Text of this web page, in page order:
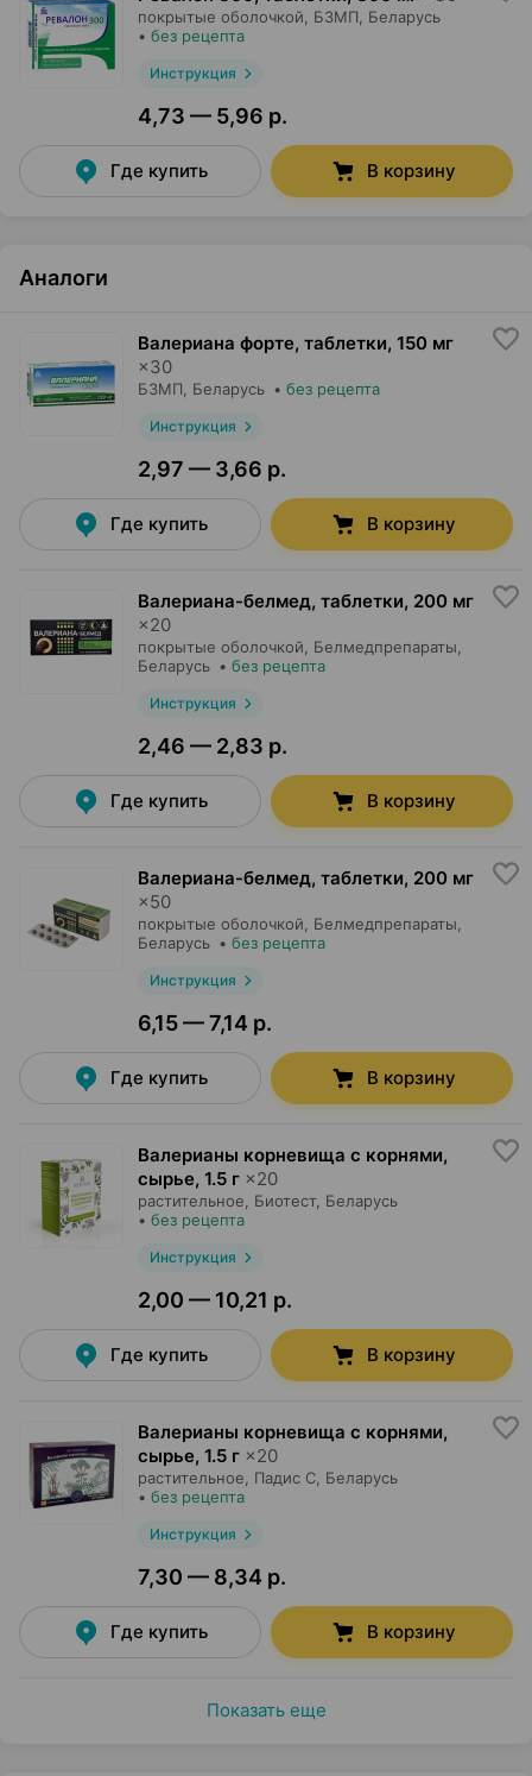
покрытые оболочкой, БЗМП , Беларусь
• без рецепта
Инструкция
4,73 — 5,96 р.
Где купить В корзину
Аналоги
Валериана форте, таблетки, 150 мг
×30
БЗМП , Беларусь • без рецепта
Инструкция
2,97 — 3,66 р.
Где купить В корзину
Валериана-белмед, таблетки, 200 мг
×20
покрытые оболочкой, Белмедпрепараты
Беларусь • без рецепта
Инструкция
2,46 — 2,83 р.
Где купить В корзину
Валериана-белмед, таблетки, 200 мг
×50
покрытые оболочкой, Белмедпрепараты
Беларусь • без рецепта
Инструкция
6,15 — 7,14 р.
Где купить В корзину
Валерианы корневища с корнями,
сырье, 1.5 г ×20
растительное, Биотест, Беларусь
• без рецепта
Инструкция
2,00 — 10,21 р.
Где купить В корзину
Валерианы корневища с корнями,
сырье, 1.5 г ×20
растительное, Падис С , Беларусь
• без рецепта
Инструкция
7,30 — 8,34 р.
Где купить В корзину
Показать еще